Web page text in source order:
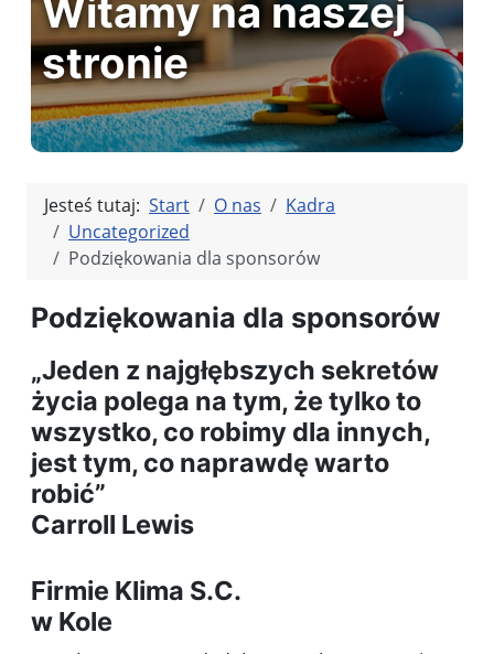
Witamy na naszej
stronie
Jesteś tutaj: Start O nas
Kadra
Uncategorized
Podziękowania dla sponsorów
Podziękowania dla sponsorów
„Jeden z najgłębszych sekretów
życia polega na tym, że tylko to
wszystko, co robimy dla innych,
jest tym, co naprawdę warto
robić”
Carroll Lewis
Firmie Klima S.C.
w Kole